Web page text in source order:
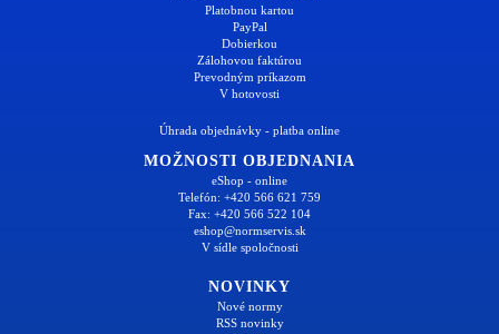
Platobnou kartou
PayPal
Dobierkou
Zálohovou faktúrou
Prevodným príkazom
V hotovosti
Úhrada objednávky - platba online
MOŽNOSTI OBJEDNANIA
eShop - online
Telefón: +420 566 621 759
Fax: +420 566 522 104
eshop@normservis.sk
V sídle spoločnosti
NOVINKY
Nové normy
RSS novinky